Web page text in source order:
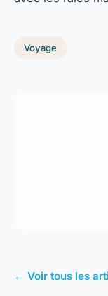
Voyage
← Voir tous les